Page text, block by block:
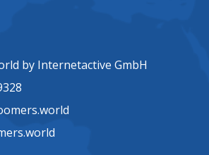
by Internetactive GmbH